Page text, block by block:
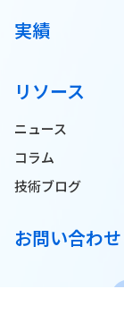
実績
リソース
ニュース
コラム
技術ブログ
お問い合わせ